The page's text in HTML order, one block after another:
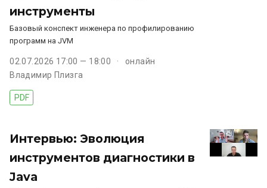
инструменты
Базовый конспект инженера по профилированию
программ на JVM
02.07.2026 17:00 — 18:00
онлайн
Владимир Плизга
PDF
Интервью: Эволюция
инструментов диагностики в
Java